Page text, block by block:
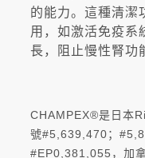
的能力。這種清潔
用，如激活免疫系
長，阻止慢性腎功
CHAMPEX®是日本
號#5,639,470；
#EP0,381,055，加